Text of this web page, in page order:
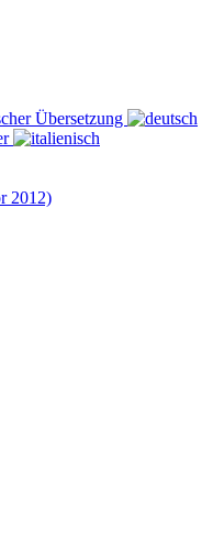
Übersetzung
2012)